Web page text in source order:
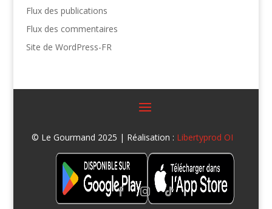
Flux des publications
Flux des commentaires
Site de WordPress-FR
© Le Gourmand 2025 | Réalisation : Libertyprod OI